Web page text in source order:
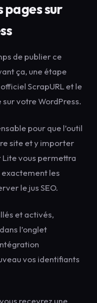
pages sur
de publier ce
ça, une étape
ScrapURL et le
votre WordPress.
pour que l’outil
site et y importer
Lite vous permettra
les
le jus SEO.
et activés,
l’onglet
vos identifiants
recevrez une